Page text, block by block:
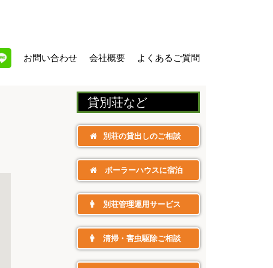
ム お問い合わせ 会社概要 よくあるご質問
貸別荘​など
別荘の貸出しのご相談
ポーラーハウスに宿泊
別荘管理運用サービス
清掃・害虫駆除ご相談